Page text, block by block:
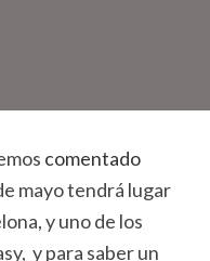
comentado
mayo tendrá lugar
y uno de los
y para saber un